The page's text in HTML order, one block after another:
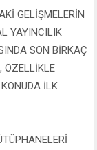
GELİŞMELERİN
YAYINCILIK
SON BİRKAÇ
ÖZELLİKLE
İLK